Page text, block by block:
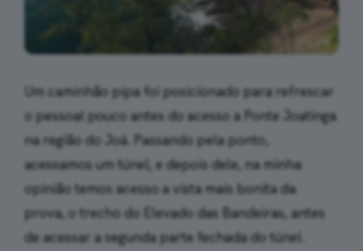
Um caminhão pipa foi posicionado para refrescar
o pessoal pouco antes do acesso a Ponte Joatinga
na região do Joá. Passando pela ponto,
acessamos um túnel, e depois dele, na minha
opinião temos acesso a vista mais bonita da
prova, o trecho do Elevado das Bandeiras, antes
de acessar a segunda parte fechada do túnel.